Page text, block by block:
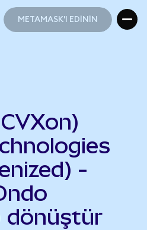
METAMASK'I EDİNİN
-
dönüştür